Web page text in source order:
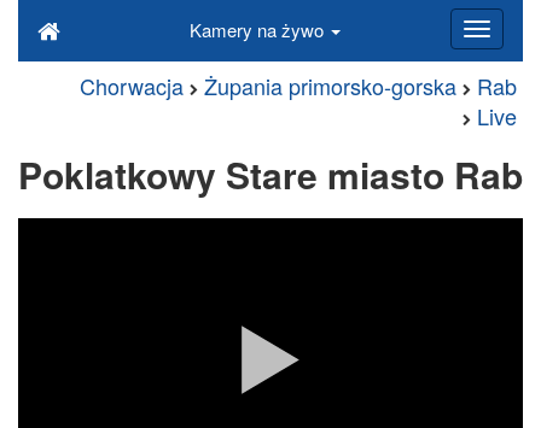
Kamery na żywo
Chorwacja Żupania primorsko-gorska
Rab
Live
Poklatkowy Stare miasto Rab